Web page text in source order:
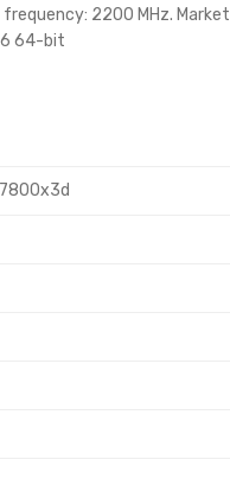
frequency: 2200 MHz. Market
64-bit